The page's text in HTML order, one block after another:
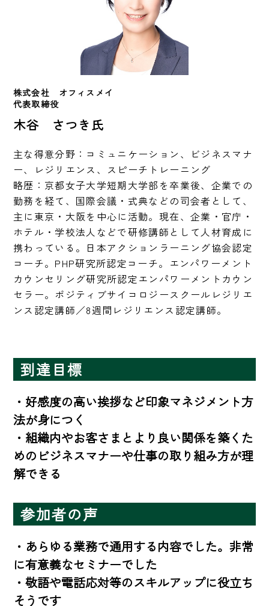
株式会社　オフィスメイ
代表取締役
木谷 さつき氏
主な得意分野：コミュニケーション、ビジネスマナ
ー、レジリエンス、スピーチトレーニング
略歴：京都女子大学短期大学部を卒業後、企業での
勤務を経て、国際会議・式典などの司会者として、
主に東京・大阪を中心に活動。現在、企業・官庁・
ホテル・学校法人などで研修講師として人材育成に
携わっている。日本アクションラーニング協会認定
コーチ。PHP研究所認定コーチ。エンパワーメント
カウンセリング研究所認定エンパワーメントカウン
セラー。ポジティブサイコロジースクールレジリエ
ンス認定講師／8週間レジリエンス認定講師。
到達目標
・好感度の高い挨拶など印象マネジメント方
法が身につく
・組織内やお客さまとより良い関係を築くた
めのビジネスマナーや仕事の取り組み方が理
解できる
参加者の声
・あらゆる業務で通用する内容でした。非常
に有意義なセミナーでした
・敬語や電話応対等のスキルアップに役立ち
そうです